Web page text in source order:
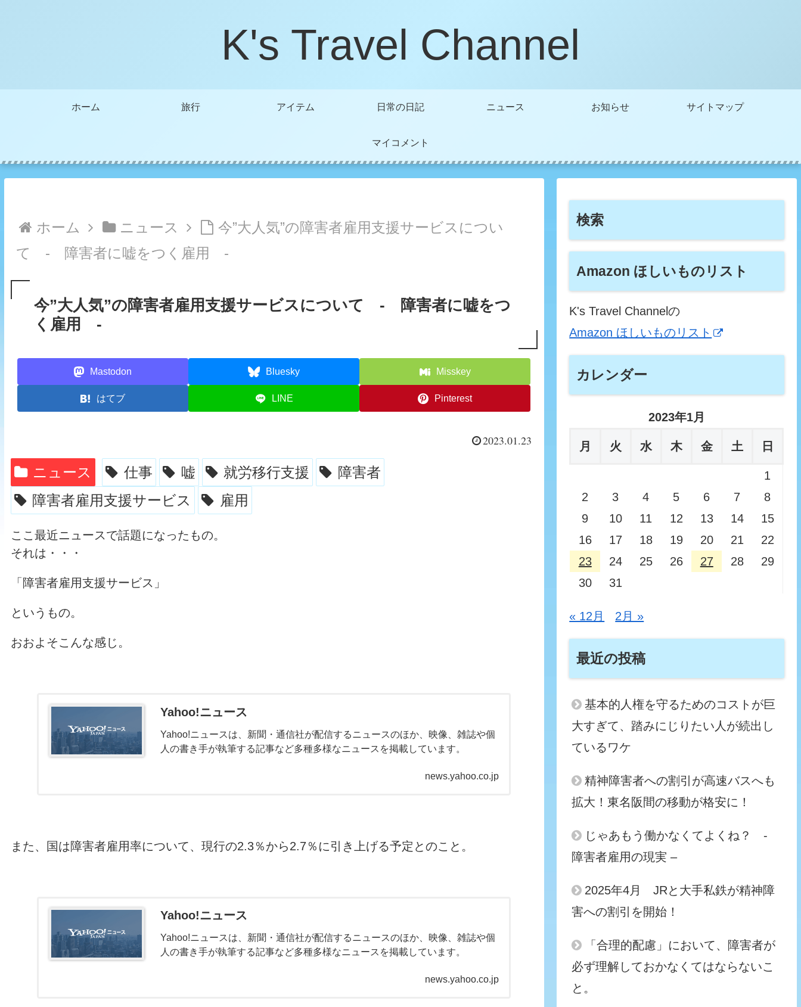
K's Travel Channel
ホーム 旅行 アイテム 日常の日記 ニュース お知らせ サイトマップ
マイコメント
ホーム ニュース
今”大人気”の障害者雇用支援サービスについ
て - 障害者に嘘をつく雇用 -
今”大人気”の障害者雇用支援サービスについて - 障害者に嘘をつ
く雇用 -
Mastodon Bluesky Misskey
はてブ LINE Pinterest
2023.01.23
ニュース 仕事 嘘 就労移行支援
障害者
障害者雇用支援サービス
雇用
ここ最近ニュースで話題になったもの。
それは・・・
「障害者雇用支援サービス」
というもの。
おおよそこんな感じ。
Yahoo!ニュース
Yahoo!ニュースは、新聞・通信社が配信するニュースのほか、映像、雑誌や個
人の書き手が執筆する記事など多種多様なニュースを掲載しています。
news.yahoo.co.jp
また、国は障害者雇用率について、現行の2.3％から2.7％に引き上げる予定とのこと。
Yahoo!ニュース
Yahoo!ニュースは、新聞・通信社が配信するニュースのほか、映像、雑誌や個
人の書き手が執筆する記事など多種多様なニュースを掲載しています。
news.yahoo.co.jp
検索
Amazon ほしいものリスト
K's Travel Channelの
Amazon ほしいものリスト
カレンダー
2023年1月
月 火 水 木 金 土 日
1
2
3 4 5 6 7
8
9
10 11 12 13 14
15
16
17 18 19 20 21
22
23
24 25 26 27 28
29
30
31
« 12月 2月 »
最近の投稿
基本的人権を守るためのコストが巨
大すぎて、踏みにじりたい人が続出し
ているワケ
精神障害者への割引が高速バスへも
拡大！東名阪間の移動が格安に！
じゃあもう働かなくてよくね？ -
障害者雇用の現実 –
2025年4月 JRと大手私鉄が精神障
害への割引を開始！
「合理的配慮」において、障害者が
必ず理解しておかなくてはならないこ
と。